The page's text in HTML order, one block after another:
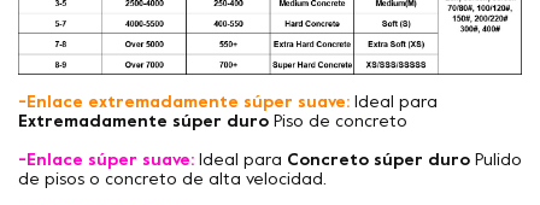
-Enlace extremadamente súper suave: Ideal para
Extremadamente súper duro Piso de concreto
-Enlace súper suave: Ideal para Concreto súper duro Pulido
de pisos o concreto de alta velocidad.